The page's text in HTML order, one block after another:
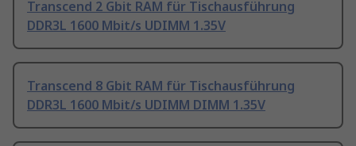
Transcend 2 Gbit RAM für Tischausführung
DDR3L 1600 Mbit/s UDIMM 1.35V
Transcend 8 Gbit RAM für Tischausführung
DDR3L 1600 Mbit/s UDIMM DIMM 1.35V